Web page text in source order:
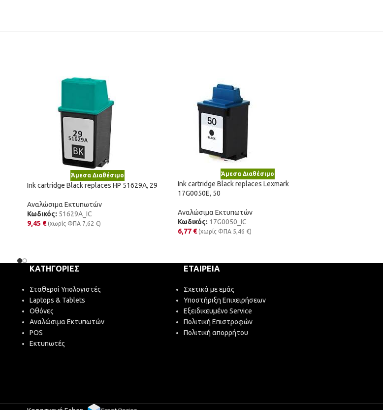
Άμεσα Διαθέσιμο
Ink cartridge Black replaces HP 51629A, 29
Αναλώσιμα Εκτυπωτών
Κωδικός: 51629A_IC
9,45 € (χωρίς ΦΠΑ 7,62 €)
Άμεσα Διαθέσιμο
Ink cartridge Black replaces Lexmark
17G0050E, 50
Αναλώσιμα Εκτυπωτών
Κωδικός: 17G0050_IC
6,77 € (χωρίς ΦΠΑ 5,46 €)
ΚΑΤΗΓΟΡΊΕΣ
Σταθεροί Υπολογιστές
Laptops & Tablets
Οθόνες
Αναλώσιμα Εκτυπωτών
POS
Εκτυπωτές
ΕΤΑΙΡΕΊΑ
Σχετικά με εμάς
Υποστήριξη Επιχειρήσεων
Εξειδικευμένο Service
Πολιτική Επιστροφών
Πολιτική απορρήτου